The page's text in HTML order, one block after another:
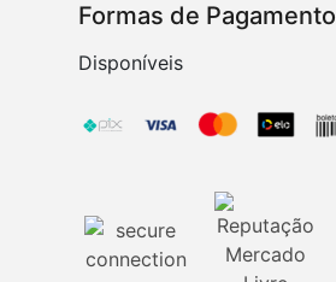
Formas de Pagamento
Disponíveis